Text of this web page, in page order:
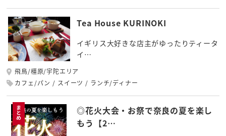
Tea House KURINOKI
イギリス大好きな店主がゆったりティータ
イ…
飛鳥/橿原/宇陀エリア
カフェ/パン
スイーツ ランチ/ディナー
◎花火大会・お祭で奈良の夏を楽し
もう【2…